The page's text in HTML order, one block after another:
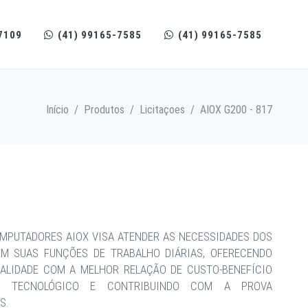
(41) 99165-7585 (41) 99165-7585
Início / Produtos / Licitaçoes / AIOX G200 - 817
AIOX VISA ATENDER AS NECESSIDADES DOS
SUAS FUNÇÕES DE TRABALHO DIÁRIAS, OFERECENDO
COM A MELHOR RELAÇÃO DE CUSTO-BENEFÍCIO
TECNOLÓGICO E CONTRIBUINDO COM A PROVA